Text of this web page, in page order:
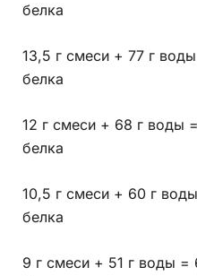
белка
13,5 г смеси + 77 г
белка
12 г смеси + 68 г воды
белка
10,5 г смеси + 60 г
белка
9 г смеси + 51 г воды =